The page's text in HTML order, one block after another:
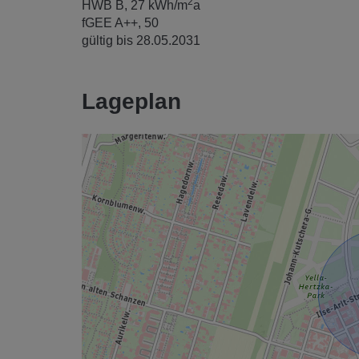
HWB B, 27 kWh/m a
fGEE A++, 50
gültig bis 28.05.2031
Lageplan